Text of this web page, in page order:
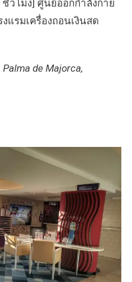
วโมง] ศูนย์ออกกำลังกาย
แรมเครื่องถอนเงินสด
de Majorca,